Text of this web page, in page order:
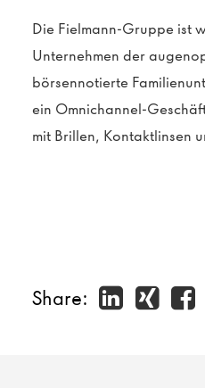
Die Fielmann-Gruppe ist
Unternehmen der
börsennotierte
ein Omnichannel-
mit Brillen, Kontaktlinsen
Share: